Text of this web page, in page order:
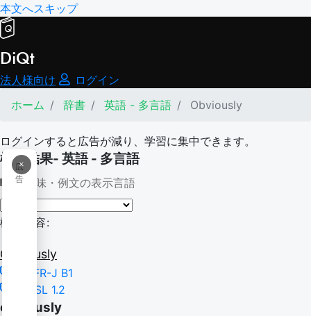
本文へスキップ
DiQt
法人様向け
ログイン
ホーム
辞書 英語 - 多言語 Obviously
ログインすると広告が減り、学習に集中できます。
×
広
告
検索結果- 英語 - 多言語
意味・例文の表示言語
検索内容:
Obviously
CEFR-J B1
NGSL 1.2
obviously